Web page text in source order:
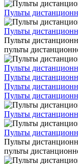
Пульты
Пульты
Пульты
пульты
Пульты
Пульты
Пульты
Пульты
Пульты
Пульты
Пульты
пульты